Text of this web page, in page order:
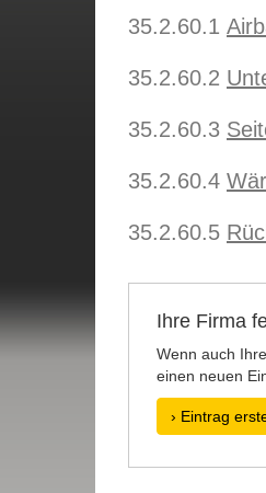
35.2.60.1
35.2.60.2
35.2.60.3
35.2.60.4
35.2.60.5
Ihre Firma
Wenn auch
einen neuen
› Eintrag